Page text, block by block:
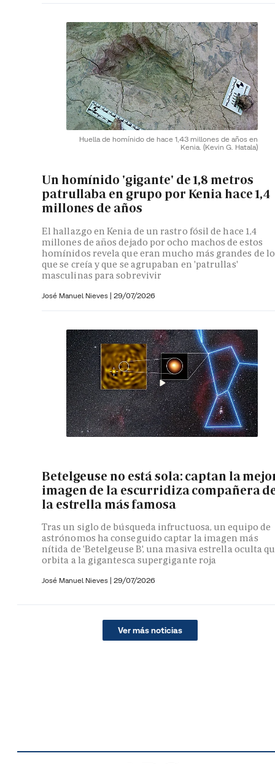
Huella de homínido de hace 1,43 millones de años en
Kenia. (Kevin G. Hatala)
Un homínido 'gigante' de 1,8 metros
patrullaba en grupo por Kenia hace 1,4
millones de años
El hallazgo en Kenia de un rastro fósil de hace 1,4
millones de años dejado por ocho machos de estos
homínidos revela que eran mucho más grandes de lo
que se creía y que se agrupaban en 'patrullas'
masculinas para sobrevivir
José Manuel Nieves | 29/07/2026
Betelgeuse no está sola: captan la
imagen de la escurridiza compañera
la estrella más famosa
Tras un siglo de búsqueda infructuosa, un equipo de
astrónomos ha conseguido captar la imagen más
nítida de 'Betelgeuse B', una masiva estrella oculta
orbita a la gigantesca supergigante roja
José Manuel Nieves | 29/07/2026
Ver más noticias